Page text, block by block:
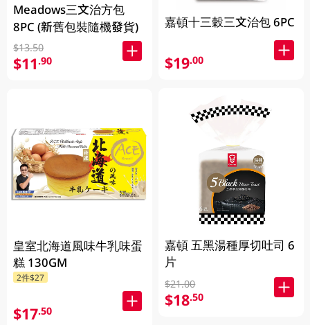
Meadows三文治方包
8PC (新舊包裝隨機發貨)
$13.50
$11.90
皇室北海道風味牛乳味蛋
糕 130GM
2件$27
$17.50
嘉頓十三穀三文治包 6PC
$19.00
嘉頓 五黑湯種厚切吐司 6
片
$21.00
$18.50